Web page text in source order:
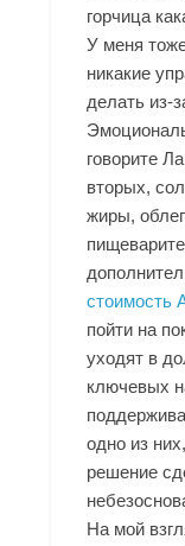
горчица
У меня
никакие
делать из-
говорите
вторых,
жиры,
стоимость
пойти на
уходят в
ключевых
одно из
решение
На мой